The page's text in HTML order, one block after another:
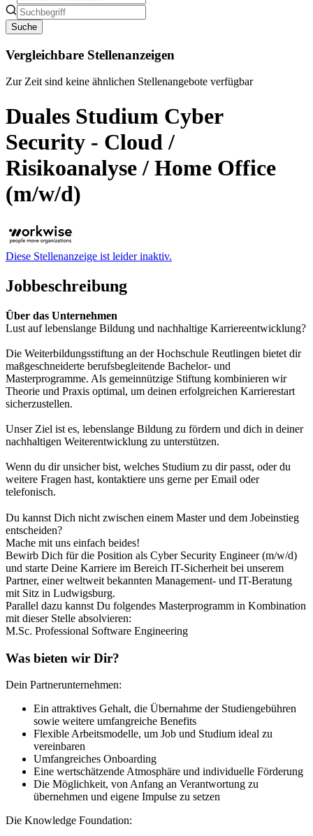
Suche
Vergleichbare Stellenanzeigen
Zur Zeit sind keine ähnlichen Stellenangebote verfügbar
Duales Studium Cyber
Security - Cloud /
Risikoanalyse / Home Office
(m/w/d)
Diese Stellenanzeige ist leider inaktiv.
Jobbeschreibung
Über das Unternehmen
Lust auf lebenslange Bildung und nachhaltige Karriereentwicklung?
Die Weiterbildungsstiftung an der Hochschule Reutlingen bietet dir
maßgeschneiderte berufsbegleitende Bachelor- und
Masterprogramme. Als gemeinnützige Stiftung kombinieren wir
Theorie und Praxis optimal, um deinen erfolgreichen Karrierestart
sicherzustellen.
Unser Ziel ist es, lebenslange Bildung zu fördern und dich in deiner
nachhaltigen Weiterentwicklung zu unterstützen.
Wenn du dir unsicher bist, welches Studium zu dir passt, oder du
weitere Fragen hast, kontaktiere uns gerne per Email oder
telefonisch.
Du kannst Dich nicht zwischen einem Master und dem Jobeinstieg
entscheiden?
Mache mit uns einfach beides!
Bewirb Dich für die Position als Cyber Security Engineer (m/w/d)
und starte Deine Karriere im Bereich IT-Sicherheit bei unserem
Partner, einer weltweit bekannten Management- und IT-Beratung
mit Sitz in Ludwigsburg.
Parallel dazu kannst Du folgendes Masterprogramm in Kombination
mit dieser Stelle absolvieren:
M.Sc. Professional Software Engineering
Was bieten wir Dir?
Dein Partnerunternehmen:
Ein attraktives Gehalt, die Übernahme der Studiengebühren
sowie weitere umfangreiche Benefits
Flexible Arbeitsmodelle, um Job und Studium ideal zu
vereinbaren
Umfangreiches Onboarding
Eine wertschätzende Atmosphäre und individuelle Förderung
Die Möglichkeit, von Anfang an Verantwortung zu
übernehmen und eigene Impulse zu setzen
Die Knowledge Foundation: